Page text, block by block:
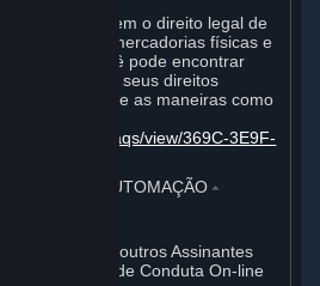
Unido oferecem o direito legal de
para mercadorias físicas e
digital. Você pode encontrar
a extensão de seus direitos
e sobre as maneiras como
pt-br/faqs/view/369C-3E9F-
TRAPAÇA E AUTOMAÇÃO ⏶
on-line com outros Assinantes
com o Código de Conduta On-line